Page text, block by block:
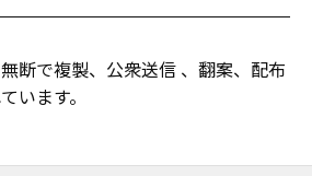
断で複製、公衆送信 、翻案、配布
います。